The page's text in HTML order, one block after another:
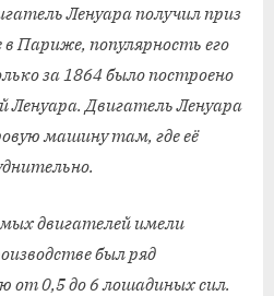
Ленуара получил приз
Париже, популярность его
за 1864 было построено
Ленуара. Двигатель Ленуара
машину там, где её
двигателей имели
был ряд
от 0,5 до 6 лошадиных сил.